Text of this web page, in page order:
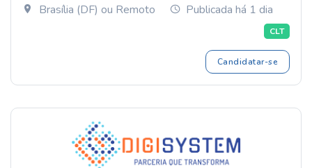
Brasília (DF) ou Remoto
Publicada há 1 dia
CLT
Candidatar-se